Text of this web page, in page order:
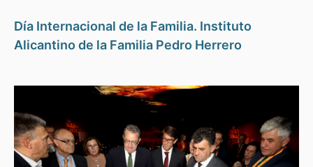
Día Internacional de la Familia. Instituto
Alicantino de la Familia Pedro Herrero